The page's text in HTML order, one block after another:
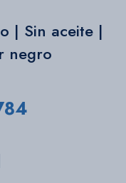
| Sin aceite |
negro